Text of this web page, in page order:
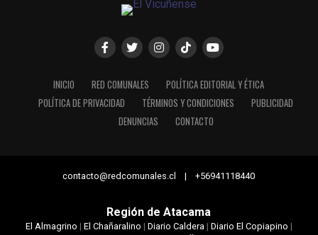
INICIO RED COMUNALES
POLÍTICA EDITORIAL Y ÉTICA
POLÍTICA DE PRIVACIDAD
TÉRMINOS Y CONDICIONES
PUBLICIDAD
DENUNCIAS
CONTACTO
contacto@redcomunales.cl | +56941118440
Región de Atacama
El Almagrino | El Chañaralino | Diario Caldera| Diario El Copiapino |